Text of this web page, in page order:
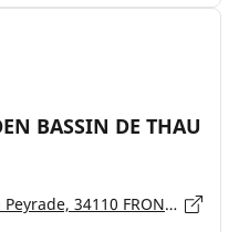
BASSIN DE THAU
Avenue Andre Malraux - ZA la Peyrade, 34110 FRONTIGNAN